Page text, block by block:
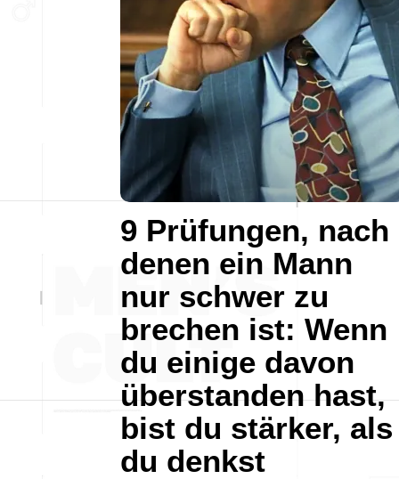
9 Prüfungen, nach
denen ein Mann
nur schwer zu
brechen ist: Wenn
du einige davon
überstanden hast,
bist du stärker, als
du denkst